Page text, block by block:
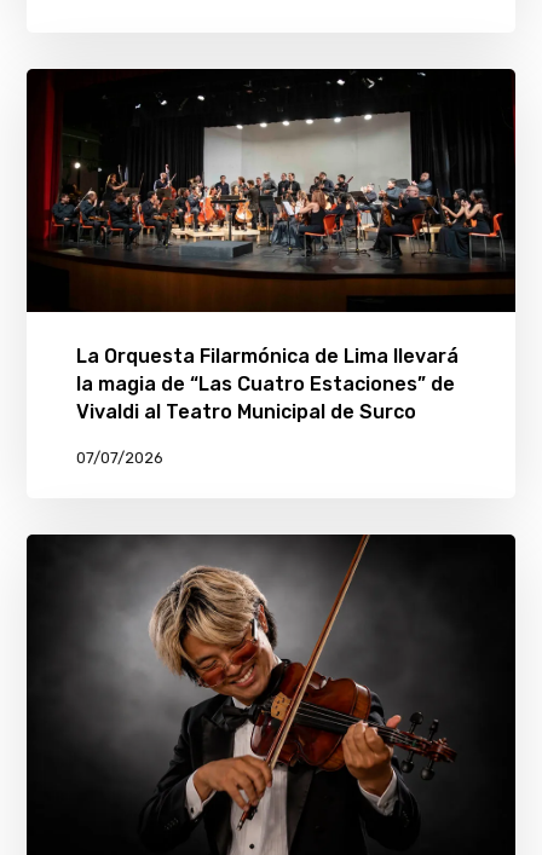
La Orquesta Filarmónica de Lima llevará
la magia de “Las Cuatro Estaciones” de
Vivaldi al Teatro Municipal de Surco
07/07/2026